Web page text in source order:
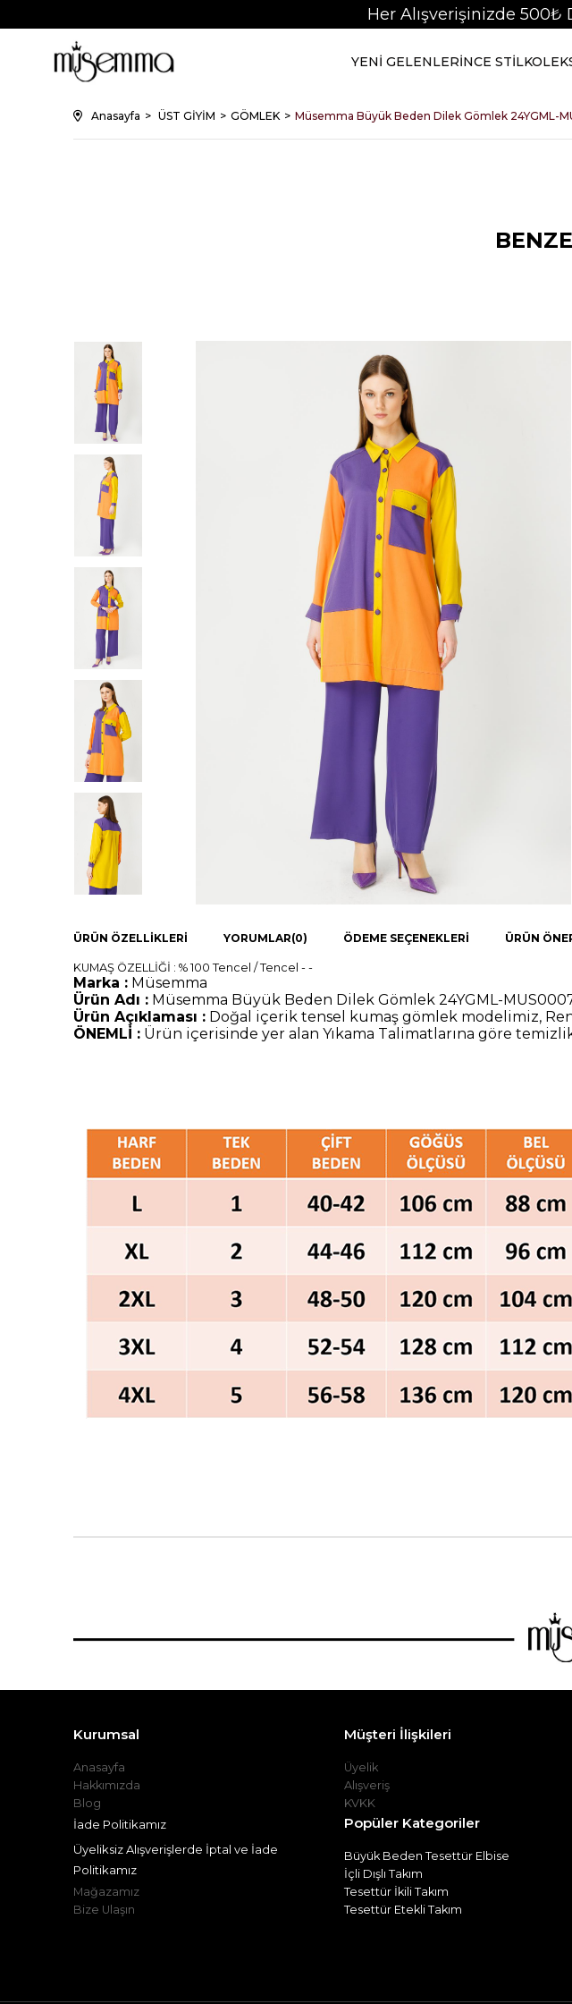
Her Alışverişinizde
YENİ GELENLERİNCE STİL
Anasayfa ÜST GİYİM GÖMLEK Müsemma Büyük Beden Dilek Gömlek 24YGML-
ÜRÜN ÖZELLIKLERI YORUMLAR(0) ÖDEME SEÇENEKLERI ÜRÜN
KUMAŞ ÖZELLİĞİ : % 100 Tencel / Tencel - -
Marka : Müsemma
Ürün Adı : Müsemma Büyük Beden Dilek Gömlek 24YGML-
Ürün Açıklaması : Doğal içerik tensel kumaş gömlek modelimiz,
ÖNEMLİ : Ürün içerisinde yer alan Yıkama Talimatlarına göre
Kurumsal
Anasayfa
Hakkımızda
Blog
İade Politikamız
Üyeliksiz Alışverişlerde İptal ve İade
Politikamız
Mağazamız
Bize Ulaşın
Müşteri İlişkileri
Üyelik
Alışveriş
KVKK
Popüler Kategoriler
Büyük Beden Tesettür Elbise
İçli Dışlı Takım
Tesettür İkili Takım
Tesettür Etekli Takım